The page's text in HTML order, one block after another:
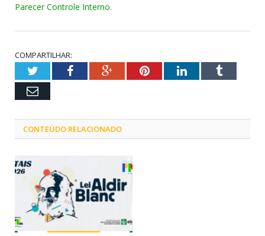
Parecer Controle Interno.
COMPARTILHAR:
TwitterFacebookGoogle+PinterestLinkedInTumblr
Email
CONTEÚDO RELACIONADO